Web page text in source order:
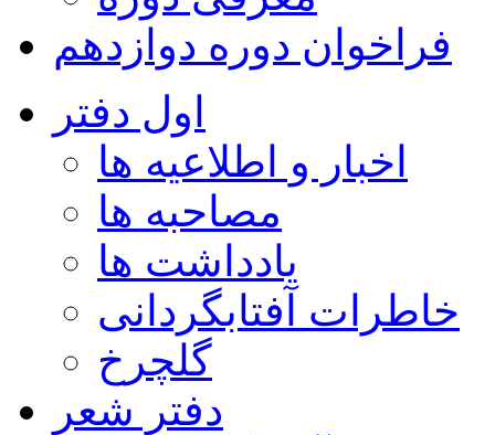
فراخوان دوره دوازدهم
اول دفتر
اخبار و اطلاعیه ها
مصاحبه ها
یادداشت ها
خاطرات آفتابگردانی
گلچرخ
دفتر شعر